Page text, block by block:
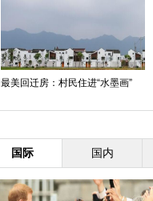
最美回迁房：村民住进“水墨画”
国际 国内